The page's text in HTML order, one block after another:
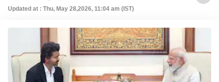
Updated at : Thu, May 28,2026, 11:04 am (IST)